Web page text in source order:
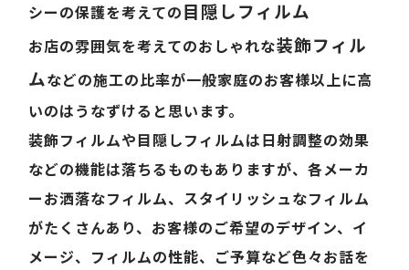
シーの保護を考えての 目隠しフィルム
お店の雰囲気を考えてのおしゃれな装飾フィル
ムなどの施工の比率が一般家庭のお客様以上に高
いのはうなずけると思います。
装飾フィルムや目隠しフィルムは日射調整の効果
などの機能は落ちるものもありますが、各メーカ
ーお洒落なフィルム、スタイリッシュなフィルム
がたくさんあり、お客様のご希望のデザイン、イ
メージ、フィルムの性能、ご予算など色々お話を